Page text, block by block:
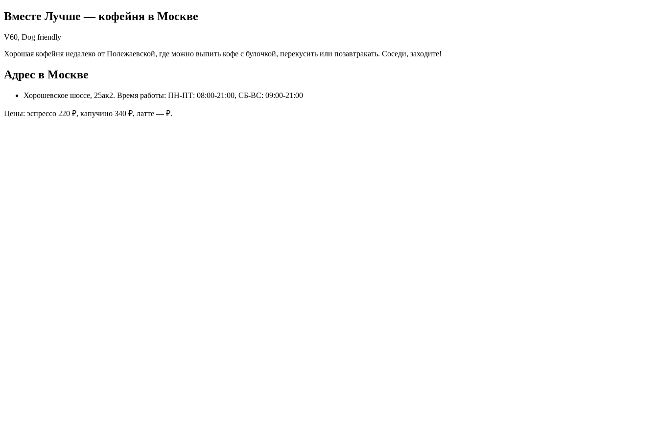
Вместе Лучше — кофейня в Москве
V60, Dog friendly
Хорошая кофейня недалеко от Полежаевской, где можно выпить кофе с булочкой, перекусить или позавтракать. Соседи, заходите!
Адрес в Москве
Хорошевское шоссе, 25ак2. Время работы: ПН-ПТ: 08:00-21:00, СБ-ВС: 09:00-21:00
Цены: эспрессо 220 ₽, капучино 340 ₽, латте — ₽.